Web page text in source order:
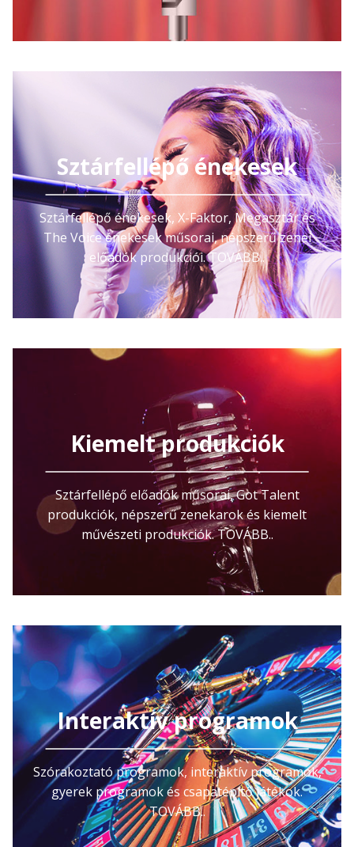
Sztárfellépő énekesek
Sztárfellépő énekesek, X-Faktor, Megasztár és
The Voice énekesek műsorai, népszerű zenei
előadók produkciói. TOVÁBB..
Kiemelt produkciók
Sztárfellépő előadók műsorai, Got Talent
produkciók, népszerű zenekarok és kiemelt
művészeti produkciók. TOVÁBB..
Interaktív programok
Szórakoztató programok, interaktív programok,
gyerek programok és csapatépítő játékok.
TOVÁBB..